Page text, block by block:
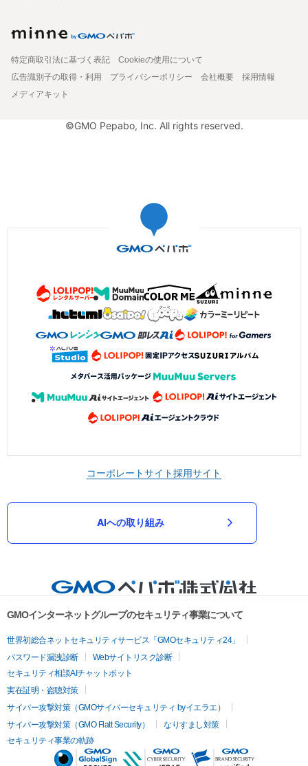
特定商取引法に基づく表記
Cookieの使用について
広告識別子の取得・利用
プライバシーポリシー 会社概要
採用情報
メディアキット
©GMO Pepabo, Inc. All rights reserved.
コーポレートサイト採用サイト
AIへの取り組み
GMOインターネットグループのセキュリティ事業について
世界初総合ネットセキュリティサービス「GMOセキュリティ24」
パスワード漏洩診断
Webサイトリスク診断
セキュリティ相談AIチャットボット
実在証明・盗聴対策
サイバー攻撃対策（GMOサイバーセキュリティ byイエラエ）
サイバー攻撃対策（GMO Flatt Security）
なりすまし対策
セキュリティ事業の軌跡